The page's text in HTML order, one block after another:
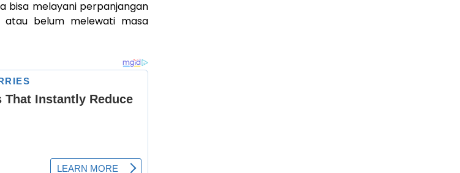
bisa melayani perpanjangan
atau belum melewati masa